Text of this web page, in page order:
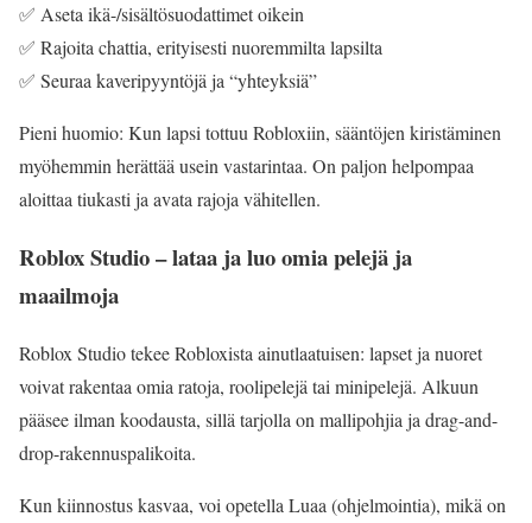
✅ Aseta ikä-/sisältösuodattimet oikein
✅ Rajoita chattia, erityisesti nuoremmilta lapsilta
✅ Seuraa kaveripyyntöjä ja “yhteyksiä”
Pieni huomio: Kun lapsi tottuu Robloxiin, sääntöjen kiristäminen
myöhemmin herättää usein vastarintaa. On paljon helpompaa
aloittaa tiukasti ja avata rajoja vähitellen.
Roblox Studio – lataa ja luo omia pelejä ja
maailmoja
Roblox Studio tekee Robloxista ainutlaatuisen: lapset ja nuoret
voivat rakentaa omia ratoja, roolipelejä tai minipelejä. Alkuun
pääsee ilman koodausta, sillä tarjolla on mallipohjia ja drag-and-
drop-rakennuspalikoita.
Kun kiinnostus kasvaa, voi opetella Luaa (ohjelmointia), mikä on